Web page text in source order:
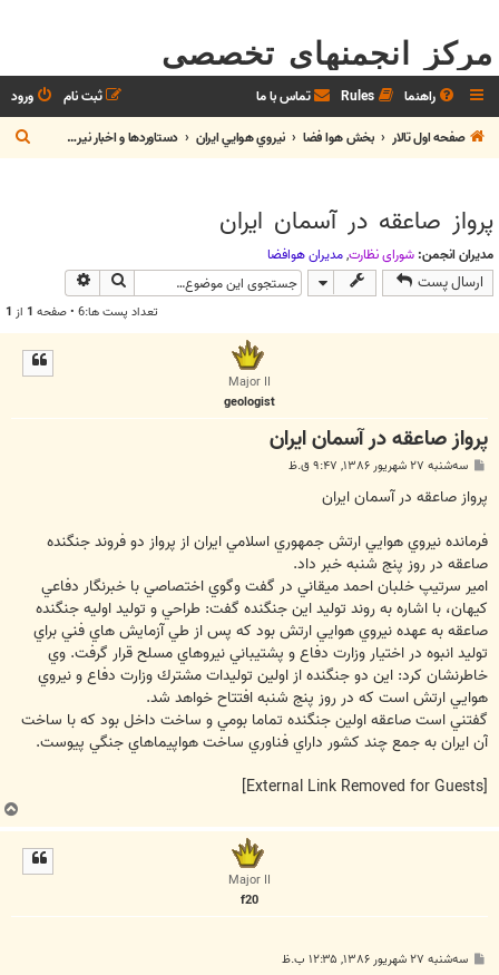
مرکز انجمنهای تخصصی
راهنما Rules تماس با ما ورود
ثبت نام
صفحه اول تالار
بخش هوا فضا نيروي هوايي ايران دستاوردها و اخبار نيروي هوايي
س
پرواز صاعقه در آسمان ايران
مدیران انجمن: شوراي نظارت,مديران هوافضا
ارسال پست جستجو
تعداد پست ها:6 • صفحه 1 از 1
Major II
geologist
پرواز صاعقه در آسمان ايران
ت
سه‌شنبه ۲۷ شهریور ۱۳۸۶, ۹:۴۷ ق.ظ
پرواز صاعقه در آسمان ايران
فرمانده نيروي هوايي ارتش جمهوري اسلامي ايران از پرواز دو فروند جنگنده
صاعقه در روز پنج شنبه خبر داد.
امير سرتيپ خلبان احمد ميقاني در گفت وگوي اختصاصي با خبرنگار دفاعي
كيهان، با اشاره به روند توليد اين جنگنده گفت: طراحي و توليد اوليه جنگنده
صاعقه به عهده نيروي هوايي ارتش بود كه پس از طي آزمايش هاي فني براي
توليد انبوه در اختيار وزارت دفاع و پشتيباني نيروهاي مسلح قرار گرفت. وي
خاطرنشان كرد: اين دو جنگنده از اولين توليدات مشترك وزارت دفاع و نيروي
هوايي ارتش است كه در روز پنج شنبه افتتاح خواهد شد.
گفتني است صاعقه اولين جنگنده تماما بومي و ساخت داخل بود كه با ساخت
آن ايران به جمع چند كشور داراي فناوري ساخت هواپيماهاي جنگي پيوست.
[External Link Removed for Guests]
Major II
f20
سه‌شنبه ۲۷ شهریور ۱۳۸۶, ۱۲:۳۵ ب.ظ